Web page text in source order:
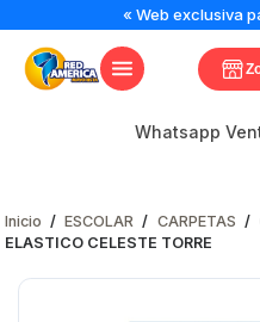
« Web exclusiva
Whatsapp
Inicio / ESCOLAR / CARPETAS /
ELASTICO CELESTE TORRE
CARTON
SIMPLE
CON